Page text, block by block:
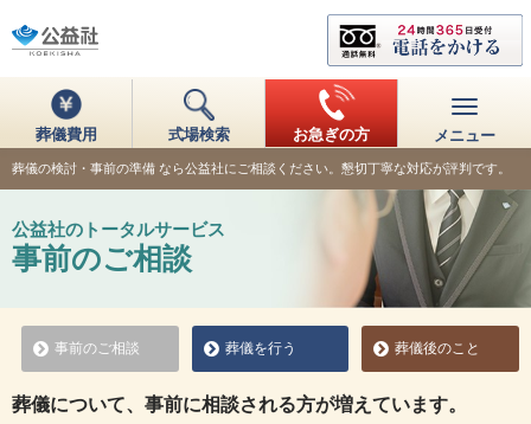
葬儀費用 式場検索 お急ぎの方 メニュー
葬儀の検討・事前の準備 なら公益社にご相談ください。懇切丁寧な対応が評判です。
公益社のトータルサービス
事前のご相談
事前のご相談 葬儀を行う 葬儀後のこと
葬儀について、事前に相談される方が増えています。